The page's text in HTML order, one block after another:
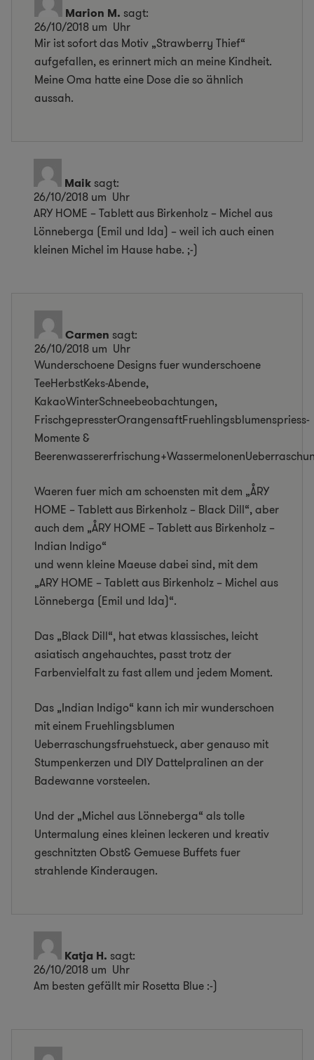
Marion M. sagt:
26/10/2018 um Uhr
Mir ist sofort das Motiv „Strawberry Thief“
aufgefallen, es erinnert mich an meine Kindheit.
Meine Oma hatte eine Dose die so ähnlich
aussah.
Maiksagt:
26/10/2018 um Uhr
ARY HOME – Tablett aus Birkenholz – Michel aus
Lönneberga (Emil und Ida) – weil ich auch einen
kleinen Michel im Hause habe. ;-)
Carmen sagt:
26/10/2018 um Uhr
Wunderschoene Designs fuer wunderschoene
TeeHerbstKeks-Abende,
KakaoWinterSchneebeobachtungen,
FrischgepressterOrangensaftFruehlingsblumenspriess-
Momente &
Waeren fuer mich am schoensten mit dem „ÅRY
HOME – Tablett aus Birkenholz – Black Dill“, aber
auch dem „ÅRY HOME – Tablett aus Birkenholz –
Indian Indigo“
und wenn kleine Maeuse dabei sind, mit dem
„ARY HOME – Tablett aus Birkenholz – Michel aus
Lönneberga (Emil und Ida)“.
Das „Black Dill“, hat etwas klassisches, leicht
asiatisch angehauchtes, passt trotz der
Farbenvielfalt zu fast allem und jedem Moment.
Das „Indian Indigo“ kann ich mir wunderschoen
mit einem Fruehlingsblumen
Ueberraschungsfruehstueck, aber genauso mit
Stumpenkerzen und DIY Dattelpralinen an der
Badewanne vorsteelen.
Und der „Michel aus Lönneberga“ als tolle
Untermalung eines kleinen leckeren und kreativ
geschnitzten Obst& Gemuese Buffets fuer
strahlende Kinderaugen.
Katja H. sagt:
26/10/2018 um Uhr
Am besten gefällt mir Rosetta Blue :-)